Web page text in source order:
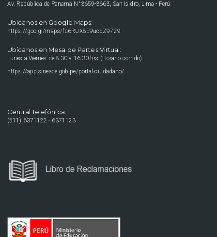
Av. República de Panamá N°3659-3663, San Isidro, Lima - Perú
Ubícanos en Google Maps:
https://goo.gl/maps/fq6RUX8E9ucbZ9729
Ubícanos en Mesa de Partes Virtual:
Lunes a Viernes de 8:30 a 16:30 hrs (Horario corrido).
https://app.sineace.gob.pe/portal-ciudadano/
Central Telefónica:
(511) 6371122 - 6371123